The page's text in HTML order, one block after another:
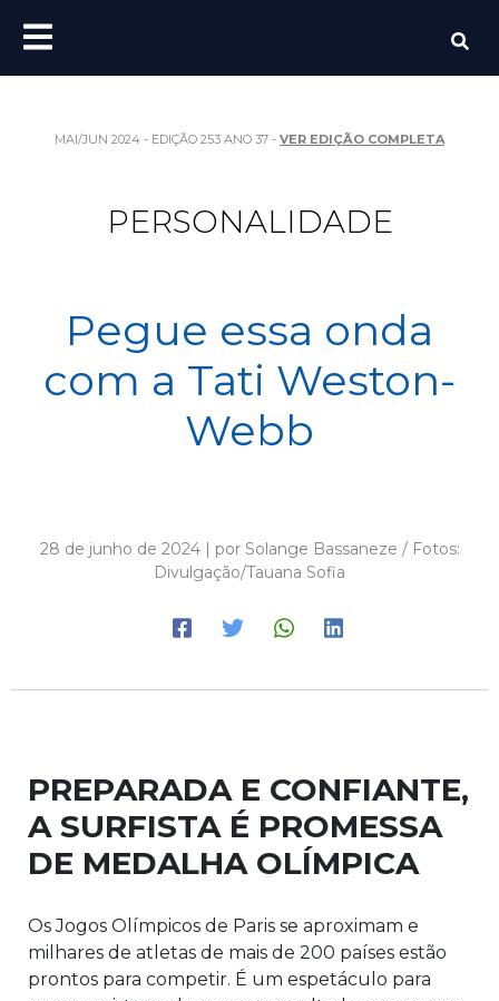
MAI/JUN 2024 - EDIÇÃO 253 ANO 37 - VER EDIÇÃO COMPLETA
PERSONALIDADE
Pegue essa onda
com a Tati Weston-
Webb
28 de junho de 2024 | por Solange Bassaneze / Fotos:
Divulgação/Tauana Sofia
PREPARADA E CONFIANTE,
A SURFISTA É PROMESSA
DE MEDALHA OLÍMPICA
Os Jogos Olímpicos de Paris se aproximam e
milhares de atletas de mais de 200 países estão
prontos para competir. É um espetáculo para